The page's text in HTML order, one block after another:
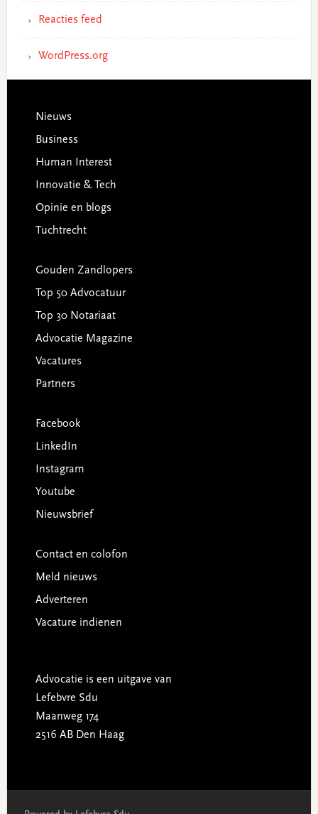
Reacties feed
WordPress.org
Footer
Nieuws
Business
Human Interest
Innovatie & Tech
Opinie en blogs
Tuchtrecht
Gouden Zandlopers
Top 50 Advocatuur
Top 30 Notariaat
Advocatie Magazine
Vacatures
Partners
Facebook
LinkedIn
Instagram
Youtube
Nieuwsbrief
Contact en colofon
Meld nieuws
Adverteren
Vacature indienen
Advocatie is een uitgave van
Lefebvre Sdu
Maanweg 174
2516 AB Den Haag